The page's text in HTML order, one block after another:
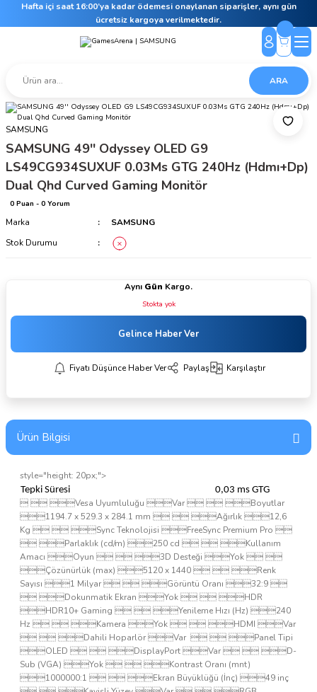
Hafta içi saat 16:00’ya kadar ödemesi onaylanan siparişler, aynı gün
ücretsiz kargoya verilmektedir.
ARA
SAMSUNG
SAMSUNG 49'' Odyssey OLED G9
LS49CG934SUXUF 0.03Ms GTG 240Hz (Hdmı+Dp)
Dual Qhd Curved Gaming Monitör
0 Puan - 0 Yorum
Marka
SAMSUNG
Stok Durumu
Aynı Gün Kargo.
Stokta yok
Gelince Haber Ver
Fiyatı Düşünce Haber Ver Paylaş Karşılaştır
Ürün Bilgisi
style="height: 20px;">
Tepki Süresi 0,03 ms GTG
  Vesa Uyumluluğu Var   Boyutlar
1194.7 x 529.3 x 284.1 mm   Ağırlık 12,6
Kg   Sync Teknolojisi FreeSync Premium Pro 
 Parlaklık (cd/m) 250 cd   Kullanım
Amacı Oyun   3D Desteği Yok  
Çözünürlük (max) 5120 x 1440   Renk
Sayısı 1 Milyar   Görüntü Oranı 32:9 
 Dokunmatik Ekran Yok   HDR
HDR10+ Gaming   Yenileme Hızı (Hz) 240
Hz   Kamera Yok   HDMI Var
  Dahili Hoparlör Var   Panel Tipi
OLED   DisplayPort Var   D-
Sub (VGA) Yok   Kontrast Oranı (mnt)
1000000:1   Ekran Büyüklüğü (İnç) 49 inç